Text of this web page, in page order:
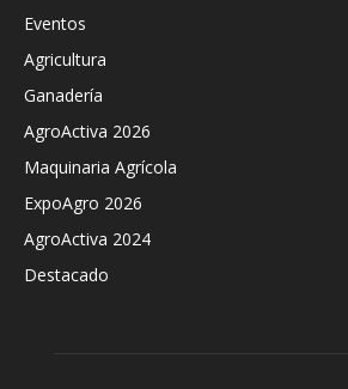
Eventos
Agricultura
Ganadería
AgroActiva 2026
Maquinaria Agrícola
ExpoAgro 2026
AgroActiva 2024
Destacado